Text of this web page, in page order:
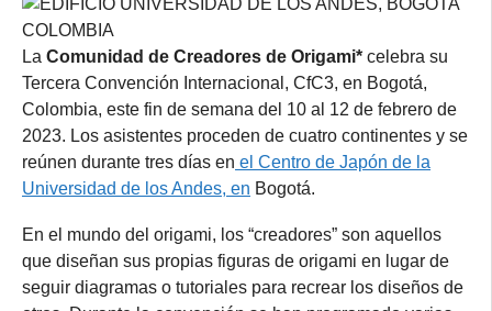
La Comunidad de Creadores de Origami* celebra su
Tercera Convención Internacional, CfC3, en Bogotá,
Colombia, este fin de semana del 10 al 12 de febrero de
2023. Los asistentes proceden de cuatro continentes y se
reúnen durante tres días en el Centro de Japón de la
Universidad de los Andes, en Bogotá.
En el mundo del origami, los “creadores” son aquellos
que diseñan sus propias figuras de origami en lugar de
seguir diagramas o tutoriales para recrear los diseños de